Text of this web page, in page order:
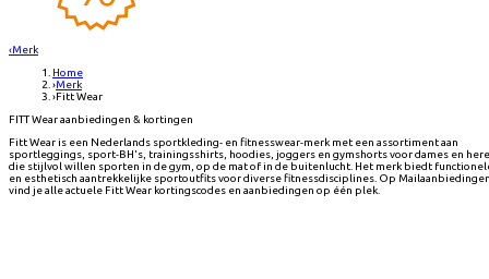
‹Merk
Home
›Merk
›Fitt Wear
FITT Wear aanbiedingen & kortingen
Fitt Wear is een Nederlands sportkleding- en fitnesswear-merk met een assortiment aan
sportleggings, sport-BH's, trainingsshirts, hoodies, joggers en gymshorts voor dames en
die stijlvol willen sporten in de gym, op de mat of in de buitenlucht. Het merk biedt
en esthetisch aantrekkelijke sportoutfits voor diverse fitnessdisciplines. Op
vind je alle actuele Fitt Wear kortingscodes en aanbiedingen op één plek.